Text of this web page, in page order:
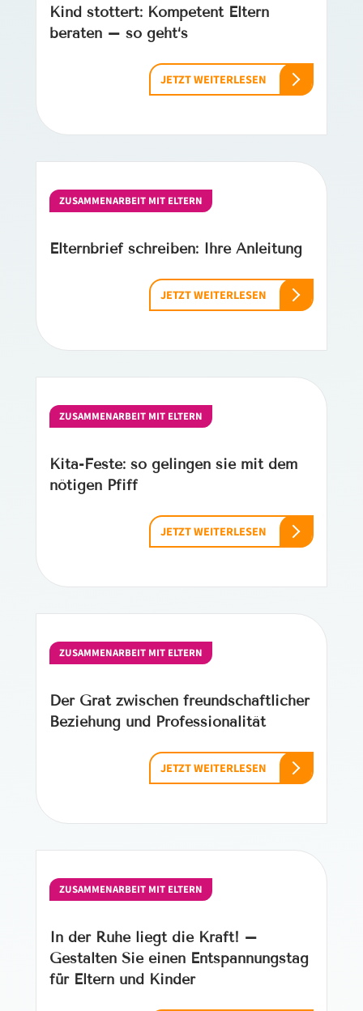
Kind stottert: Kompetent Eltern
beraten – so geht‘s
JETZT WEITERLESEN
ZUSAMMENARBEIT MIT ELTERN
Elternbrief schreiben: Ihre Anleitung
JETZT WEITERLESEN
ZUSAMMENARBEIT MIT ELTERN
Kita-Feste: so gelingen sie mit dem
nötigen Pfiff
JETZT WEITERLESEN
ZUSAMMENARBEIT MIT ELTERN
Der Grat zwischen freundschaftlicher
Beziehung und Professionalität
JETZT WEITERLESEN
ZUSAMMENARBEIT MIT ELTERN
In der Ruhe liegt die Kraft! –
Gestalten Sie einen Entspannungstag
für Eltern und Kinder